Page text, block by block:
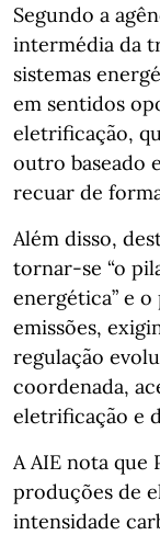
Segundo a
intermédia da
sistemas
em sentidos
eletrificação,
outro baseado
recuar de
Além disso,
tornar-se “o
energética” e
emissões,
regulação
coordenada,
eletrificação e
A AIE nota que
produções de
intensidade